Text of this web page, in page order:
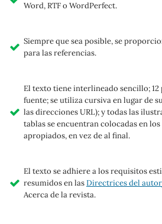
Word, RTF o WordPerfect.
Siempre que sea posible, se
para las referencias.
El texto tiene interlineado sencillo; 12
fuente; se utiliza cursiva en lugar de
las direcciones URL); y todas las
tablas se encuentran colocadas en
apropiados, en vez de al final.
El texto se adhiere a los requisitos
resumidos en lasDirectrices del
Acerca de la revista.